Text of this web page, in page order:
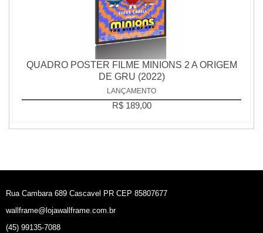
QUADRO POSTER FILME MINIONS 2 A ORIGEM
DE GRU (2022)
LANÇAMENTO
R$ 189,00
Rua Cambara 689 Cascavel PR CEP 85807677
wallframe@lojawallframe.com.br
(45) 99135-7088